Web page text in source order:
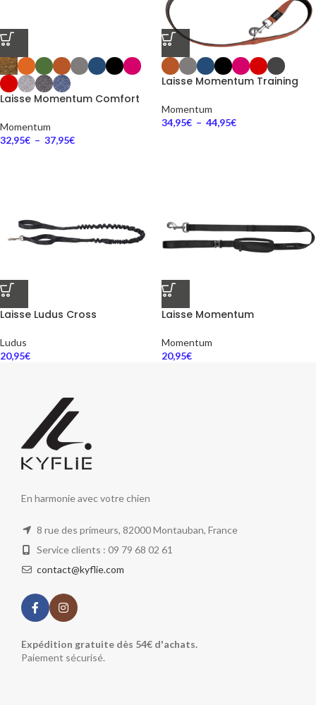
Laisse Momentum Comfort
Momentum
32,95€ – 37,95€
Laisse Momentum Training
Momentum
34,95€ – 44,95€
Laisse Ludus Cross
Ludus
20,95€
Laisse Momentum
Momentum
20,95€
En harmonie avec votre chien
8 rue des primeurs, 82000 Montauban, France
Service clients : 09 79 68 02 61
contact@kyflie.com
Expédition gratuite dès 54€ d'achats.
Paiement sécurisé.